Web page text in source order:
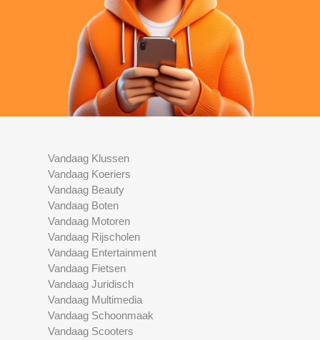
Vandaag Klussen
Vandaag Koeriers
Vandaag Beauty
Vandaag Boten
Vandaag Motoren
Vandaag Rijscholen
Vandaag Entertainment
Vandaag Fietsen
Vandaag Juridisch
Vandaag Multimedia
Vandaag Schoonmaak
Vandaag Scooters